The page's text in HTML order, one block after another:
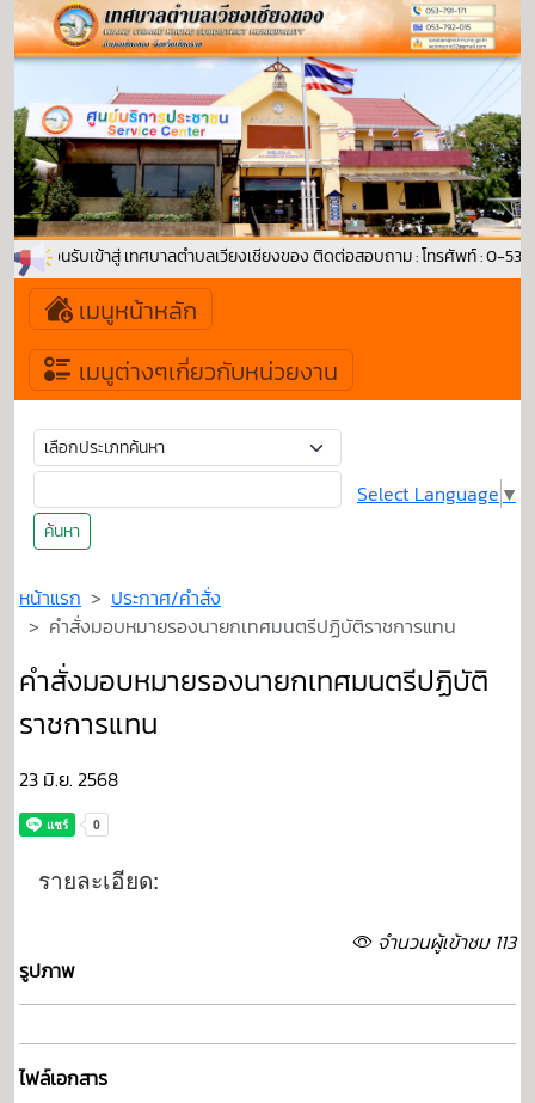
นดีต้อนรับเข้าสู่ เทศบาลตำบลเวียงเชียงของ ติดต่อสอบถาม : โทรศัพท์ : 0-
เมนูหน้าหลัก
เมนูต่างๆเกี่ยวกับหน่วยงาน
ค้นหา
Select Language ▼
หน้าแรก
ประกาศ/คำสั่ง
คำสั่งมอบหมายรองนายกเทศมนตรีปฏิบัติราชการแทน
คำสั่งมอบหมายรองนายกเทศมนตรีปฏิบัติ
ราชการแทน
23 มิ.ย. 2568
รายละเอียด:
จำนวนผู้เข้าชม 113
รูปภาพ
ไฟล์เอกสาร